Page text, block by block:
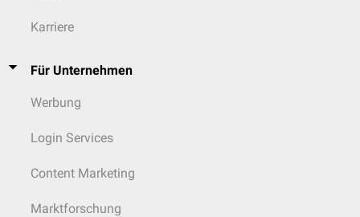
Karriere
Für Unternehmen
Werbung
Login Services
Content Marketing
Marktforschung